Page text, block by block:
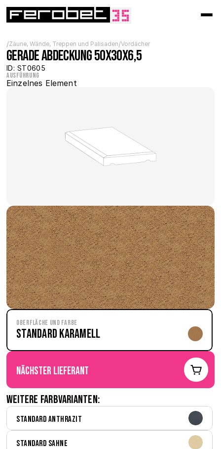
/Zäune, Wände, Treppen und Palisaden/Vordächer
Gerade Abdeckung 50x30x6,5
ID: ST0605
Ausführung
Einzelnes Element
Oberfläche und Farbe
Standard Karamell
nächster Lieferant
Weitere Farbvarianten:
Standard Anthrazit
Standard Sahne